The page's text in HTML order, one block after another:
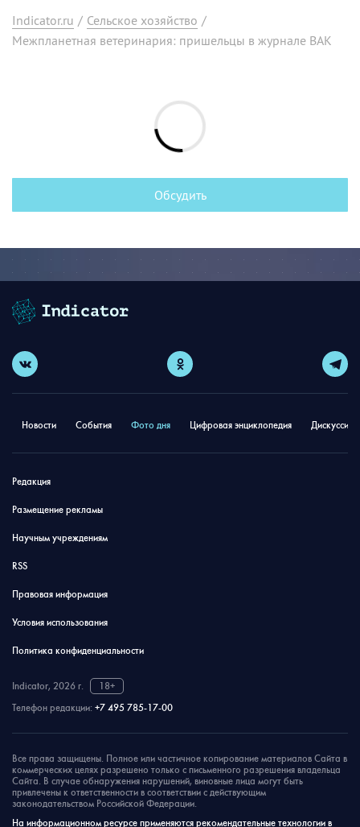
Indicator.ru / Сельское хозяйство /
Межпланетная ветеринария: пришельцы в журнале ВАК
Обсудить
Новости События Фото дня Цифровая энциклопедия
Редакция
Размещение рекламы
Научным учреждениям
RSS
Правовая информация
Условия использования
Политика конфиденциальности
Indicator, 2026 г.
18+
Телефон редакции: +7 495 785-17-00
Все права защищены. Полное или частичное копирование материалов Сайта в
коммерческих целях разрешено только с письменного разрешения владельца
Сайта. В случае обнаружения нарушений, виновные лица могут быть
привлечены к ответственности в соответствии с действующим
законодательством Российской Федерации.
На информационном ресурсе применяются рекомендательные технологии в